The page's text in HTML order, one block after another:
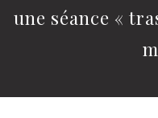
une séance «